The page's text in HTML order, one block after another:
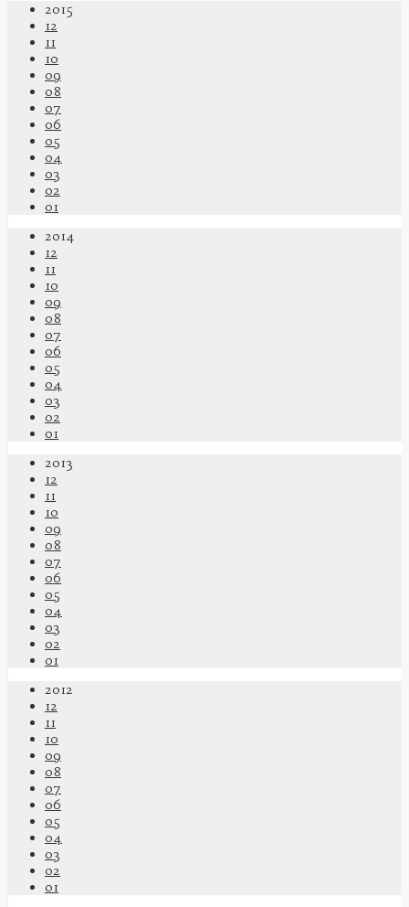
2015
12
11
10
09
08
07
06
05
04
03
02
01
2014
12
11
10
09
08
07
06
05
04
03
02
01
2013
12
11
10
09
08
07
06
05
04
03
02
01
2012
12
11
10
09
08
07
06
05
04
03
02
01